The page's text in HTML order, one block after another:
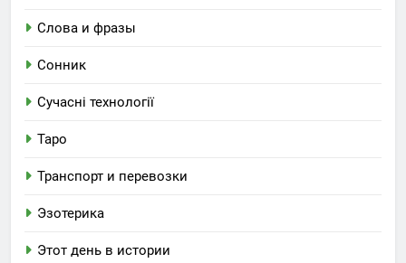
Слова и фразы
Сонник
Сучасні технології
Таро
Транспорт и перевозки
Эзотерика
Этот день в истории